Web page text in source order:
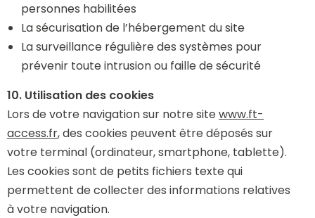
personnes habilitées
La sécurisation de l’hébergement du site
La surveillance régulière des systèmes pour
prévenir toute intrusion ou faille de sécurité
10. Utilisation des cookies
Lors de votre navigation sur notre sitewww.ft-
access.fr, des cookies peuvent être déposés sur
votre terminal (ordinateur, smartphone, tablette).
Les cookies sont de petits fichiers texte qui
permettent de collecter des informations relatives
à votre navigation.